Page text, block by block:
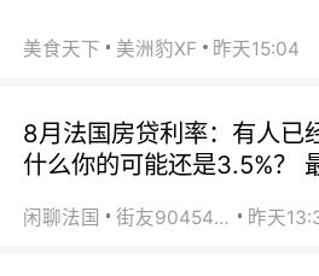
美食天下 美洲豹XF 昨天15:04
8月法国房贷利率：有人已
什么你的可能还是3.5%？
闲聊法国 街友90454511 昨天